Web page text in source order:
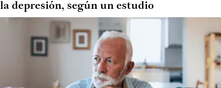
la depresión, según un estudio